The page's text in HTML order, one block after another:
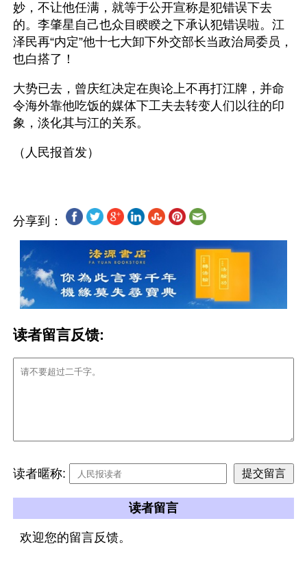
妙，不让他任满，就等于公开宣称是犯错误下去
的。李肇星自己也众目睽睽之下承认犯错误啦。江
泽民再“内定”他十七大卸下外交部长当政治局委员，
也白搭了！
大势已去，曾庆红决定在舆论上不再打江牌，并命
令海外靠他吃饭的媒体下工夫去转变人们以往的印
象，淡化其与江的关系。
分享到：
读者留言反馈:
读者暱称:
读者留言
欢迎您的留言反馈。